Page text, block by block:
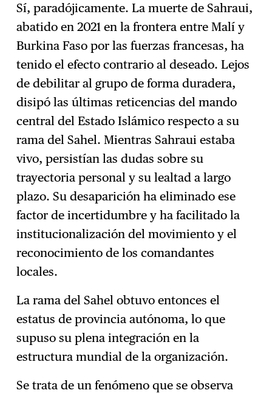
Sí, paradójicamente. La muerte de Sahraui,
abatido en 2021 en la frontera entre Malí y
Burkina Faso por las fuerzas francesas, ha
tenido el efecto contrario al deseado. Lejos
de debilitar al grupo de forma duradera,
disipó las últimas reticencias del mando
central del Estado Islámico respecto a su
rama del Sahel. Mientras Sahraui estaba
vivo, persistían las dudas sobre su
trayectoria personal y su lealtad a largo
plazo. Su desaparición ha eliminado ese
factor de incertidumbre y ha facilitado la
institucionalización del movimiento y el
reconocimiento de los comandantes
locales.
La rama del Sahel obtuvo entonces el
estatus de provincia autónoma, lo que
supuso su plena integración en la
estructura mundial de la organización.
Se trata de un fenómeno que se observa